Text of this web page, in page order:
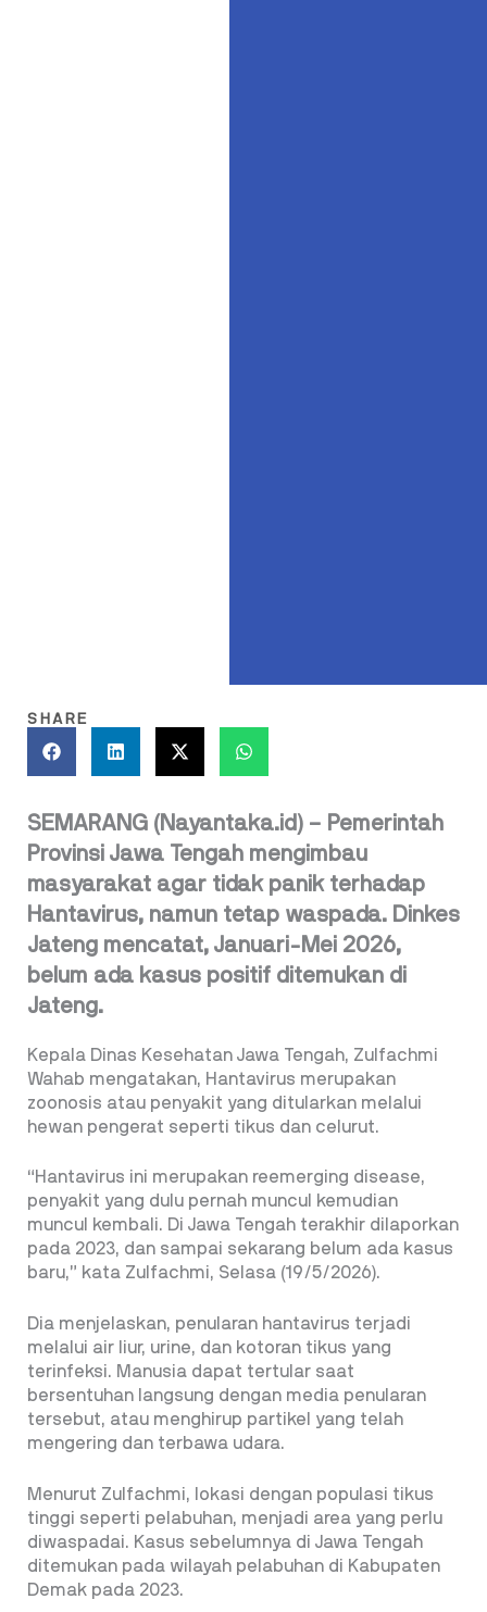
SHARE
SEMARANG (Nayantaka.id) – Pemerintah
Provinsi Jawa Tengah mengimbau
masyarakat agar tidak panik terhadap
Hantavirus, namun tetap waspada. Dinkes
Jateng mencatat, Januari-Mei 2026,
belum ada kasus positif ditemukan di
Jateng.
Kepala Dinas Kesehatan Jawa Tengah, Zulfachmi
Wahab mengatakan, Hantavirus merupakan
zoonosis atau penyakit yang ditularkan melalui
hewan pengerat seperti tikus dan celurut.
“Hantavirus ini merupakan reemerging disease,
penyakit yang dulu pernah muncul kemudian
muncul kembali. Di Jawa Tengah terakhir dilaporkan
pada 2023, dan sampai sekarang belum ada kasus
baru,” kata Zulfachmi, Selasa (19/5/2026).
Dia menjelaskan, penularan hantavirus terjadi
melalui air liur, urine, dan kotoran tikus yang
terinfeksi. Manusia dapat tertular saat
bersentuhan langsung dengan media penularan
tersebut, atau menghirup partikel yang telah
mengering dan terbawa udara.
Menurut Zulfachmi, lokasi dengan populasi tikus
tinggi seperti pelabuhan, menjadi area yang perlu
diwaspadai. Kasus sebelumnya di Jawa Tengah
ditemukan pada wilayah pelabuhan di Kabupaten
Demak pada 2023.